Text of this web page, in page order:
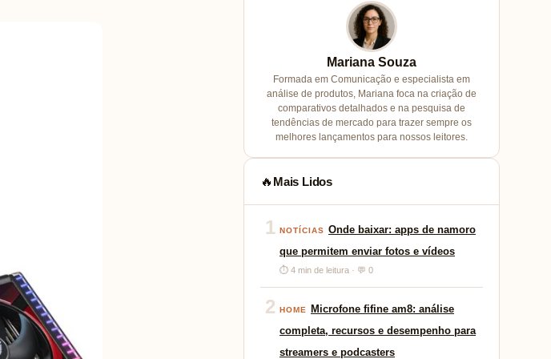
Mariana Souza
Formada em Comunicação e especialista em
análise de produtos, Mariana foca na criação de
comparativos detalhados e na pesquisa de
tendências de mercado para trazer sempre os
melhores lançamentos para nossos leitores.
🔥 Mais Lidos
1 NOTÍCIAS Onde baixar: apps de namoro
que permitem enviar fotos e vídeos
⏱ 4 min de leitura · 💬 0
2 HOME
Microfone fifine am8: análise
completa, recursos e desempenho para
streamers e podcasters